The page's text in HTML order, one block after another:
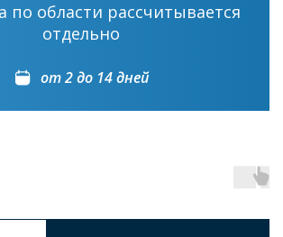
по области рассчитывается
отдельно
от 2 до 14 дней